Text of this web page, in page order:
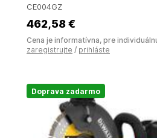
CE004GZ
462,58 €
Cena je informatívna, pre
zaregistrujte / prihláste
Doprava zadarmo